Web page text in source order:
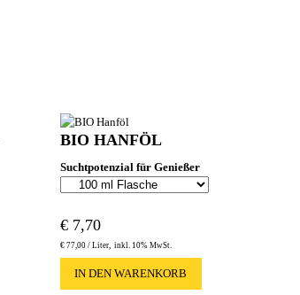
BIO HANFÖL
Suchtpotenzial für Genießer
€ 7,70
€ 77,00 / Liter inkl. 10% MwSt.
IN DEN WARENKORB